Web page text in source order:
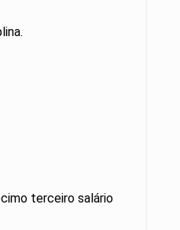
terceiro salário